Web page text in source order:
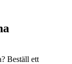
Beställ ett